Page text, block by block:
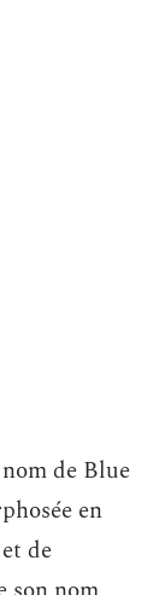
de Blue
en
de